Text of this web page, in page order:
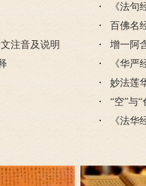
注音及说明
思
《法
的讲解
百佛名
增一阿
《华严
么意思
妙法莲
“空”与
《法